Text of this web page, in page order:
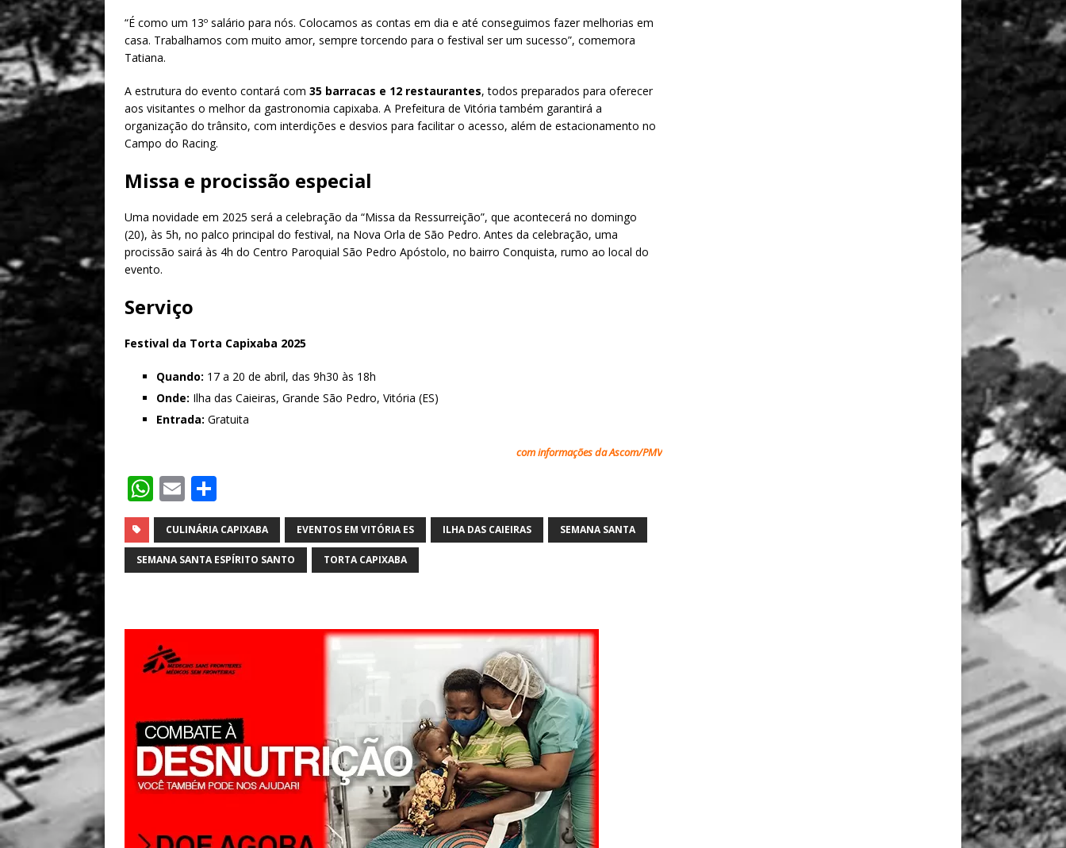
“É como um 13º salário para nós. Colocamos as contas em dia e até conseguimos fazer melhorias em
casa. Trabalhamos com muito amor, sempre torcendo para o festival ser um sucesso”, comemora
Tatiana.
A estrutura do evento contará com 35 barracas e 12 restaurantes, todos preparados para oferecer
aos visitantes o melhor da gastronomia capixaba. A Prefeitura de Vitória também garantirá a
organização do trânsito, com interdições e desvios para facilitar o acesso, além de estacionamento no
Campo do Racing.
Missa e procissão especial
Uma novidade em 2025 será a celebração da “Missa da Ressurreição”, que acontecerá no domingo
(20), às 5h, no palco principal do festival, na Nova Orla de São Pedro. Antes da celebração, uma
procissão sairá às 4h do Centro Paroquial São Pedro Apóstolo, no bairro Conquista, rumo ao local do
evento.
Serviço
Festival da Torta Capixaba 2025
Quando: 17 a 20 de abril, das 9h30 às 18h
Onde: Ilha das Caieiras, Grande São Pedro, Vitória (ES)
Entrada: Gratuita
com informações da Ascom/PMV
W
h
at
s
p
E
m
ai
l
h
ar
e
CULINÁRIA CAPIXABA EVENTOS EM VITÓRIA ES ILHA DAS CAIEIRAS SEMANA SANTA
SEMANA SANTA ESPÍRITO SANTO TORTA CAPIXABA